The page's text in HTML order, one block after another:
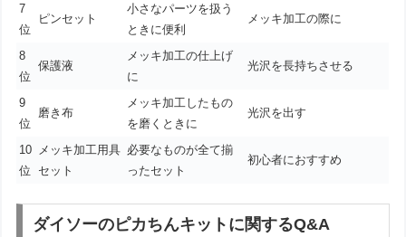
7
位
ピンセット
小さなパーツを扱う
ときに便利
メッキ加工の際に
8
位
保護液
メッキ加工の仕上げ
に
光沢を長持ちさせる
9
位
磨き布
メッキ加工したもの
を磨くときに
光沢を出す
10
位
メッキ加工用具
セット
必要なものが全て揃
ったセット
初心者におすすめ
ダイソーのピカちんキットに関するQ&A